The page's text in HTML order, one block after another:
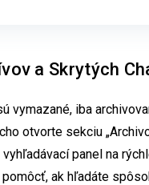
a Skrytých
vymazané, iba
otvorte sekciu
panel na
ak hľadáte